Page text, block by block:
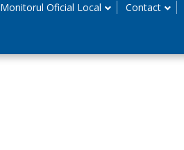
Monitorul Oficial Local Contact